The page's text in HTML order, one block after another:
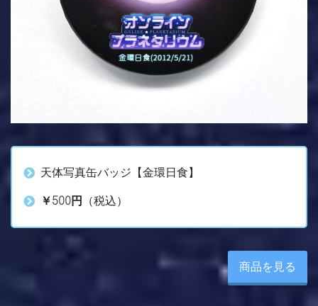
天体写真缶バッジ【金環日食】
￥500円 （税込）
商品を見る